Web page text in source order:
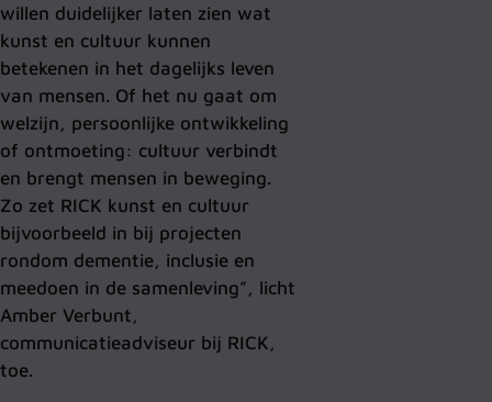
willen duidelijker laten zien wat
kunst en cultuur kunnen
betekenen in het dagelijks leven
van mensen. Of het nu gaat om
welzijn, persoonlijke ontwikkeling
of ontmoeting: cultuur verbindt
en brengt mensen in beweging.
Zo zet RICK kunst en cultuur
bijvoorbeeld in bij projecten
rondom dementie, inclusie en
meedoen in de samenleving”, licht
Amber Verbunt,
communicatieadviseur bij RICK,
toe.